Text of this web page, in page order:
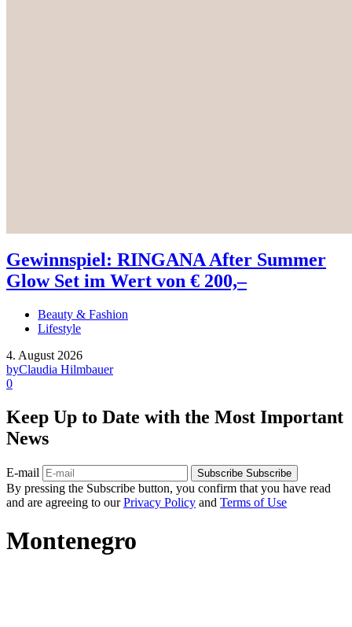
Gewinnspiel: RINGANA After Summer
Glow Set im Wert von € 200,–
Beauty & Fashion
Lifestyle
4. August 2026
byClaudia Hilmbauer
0
Keep Up to Date with the Most Important
News
E-mail Subscribe Subscribe
By pressing the Subscribe button, you confirm that you have read
and are agreeing to ourPrivacy Policy and Terms of Use
Montenegro